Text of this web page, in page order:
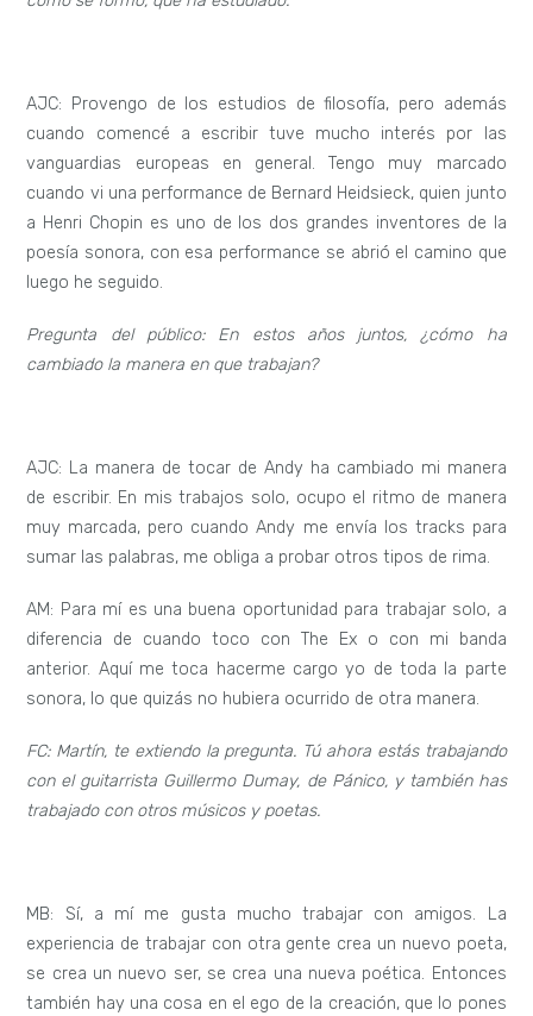
AJC: Provengo de los estudios de filosofía, pero además
cuando comencé a escribir tuve mucho interés por las
vanguardias europeas en general. Tengo muy marcado
cuando vi una performance de Bernard Heidsieck, quien junto
a Henri Chopin es uno de los dos grandes inventores de la
poesía sonora, con esa performance se abrió el camino que
luego he seguido.
Pregunta del público: En estos años juntos, ¿cómo ha
cambiado la manera en que trabajan?
AJC: La manera de tocar de Andy ha cambiado mi manera
de escribir. En mis trabajos solo, ocupo el ritmo de manera
muy marcada, pero cuando Andy me envía los tracks para
sumar las palabras, me obliga a probar otros tipos de rima.
AM: Para mí es una buena oportunidad para trabajar solo, a
diferencia de cuando toco con The Ex o con mi banda
anterior. Aquí me toca hacerme cargo yo de toda la parte
sonora, lo que quizás no hubiera ocurrido de otra manera.
FC: Martín, te extiendo la pregunta. Tú ahora estás trabajando
con el guitarrista Guillermo Dumay, de Pánico, y también has
trabajado con otros músicos y poetas.
MB: Sí, a mí me gusta mucho trabajar con amigos. La
experiencia de trabajar con otra gente crea un nuevo poeta,
se crea un nuevo ser, se crea una nueva poética. Entonces
también hay una cosa en el ego de la creación, que lo pones